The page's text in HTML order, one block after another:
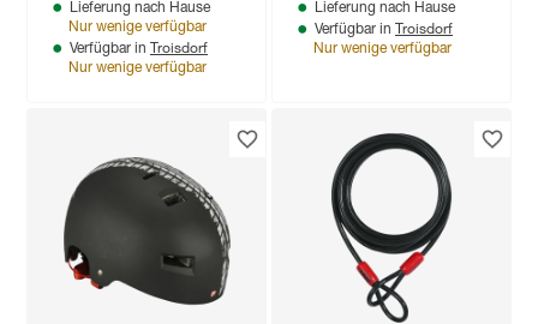
Lieferung nach Hause
Nur wenige verfügbar
Verfügbar in Troisdorf
Nur wenige verfügbar
Lieferung nach Hause
Verfügbar in Troisdorf
Nur wenige verfügbar